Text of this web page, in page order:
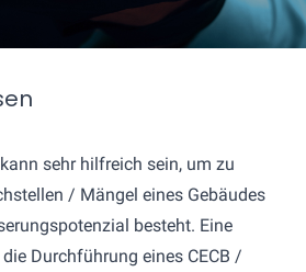
sehr hilfreich sein, um zu
/ Mängel eines Gebäudes
besteht. Eine
Durchführung eines CECB /